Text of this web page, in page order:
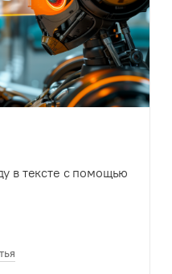
в тексте с помощью